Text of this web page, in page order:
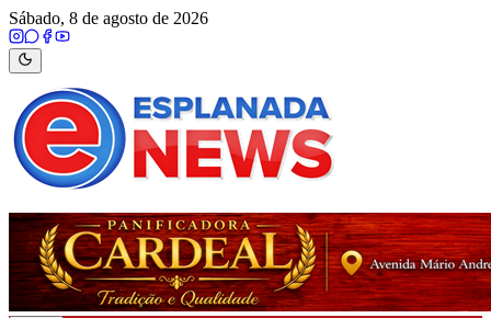
Sábado, 8 de agosto de 2026